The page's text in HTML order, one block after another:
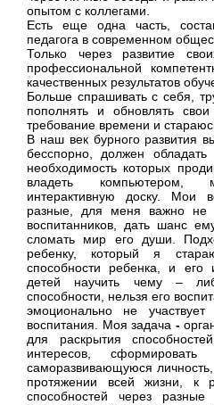
опытом с коллегами.
Есть еще одна часть,
педагога в современном
Только через развитие
профессиональной
качественных результатов
Больше спрашивать с себя,
пополнять и обновлять
требование времени и
В наш век бурного развития
бесспорно, должен
необходимость которых
владеть компьютером,
интерактивную доску. Мои
разные, для меня важно не
воспитанников, дать шанс
сломать мир его души.
ребенку, который я
способности ребенка, и его
детей научить чему –
способности, нельзя его
эмоционально не
воспитания. Моя задача -
для раскрытия
интересов,
саморазвивающуюся
протяжении всей жизни, к
способностей через